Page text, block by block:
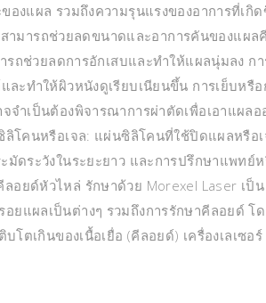
งแผล รวมถึงความรุนแรงของอาการที่เกิ
ามารถช่วยลดขนาดและอาการคันของแผล
ถช่วยลดการอักเสบและทำให้แผลนุ่มลง ก
ะทำให้ผิวหนังดูเรียบเนียนขึ้น การเย็บหรือ
ำเป็นต้องพิจารณาการผ่าตัดเพื่อเอาแผลอ
โคนหรือเจล: แผ่นซิลิโคนที่ใช้ปิดแผลหรือ
ดระวังในระยะยาว และการปรึกษาแพทย์ห
อยด์หัวไหล่ รักษาด้วย Morexel Laser เป็น
ยแผลเป็นต่างๆ รวมถึงการรักษาคีลอยด์ โ
ตเกินของเนื้อเยื่อ (คีลอยด์) เครื่องเลเซอร์